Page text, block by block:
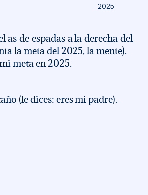
2025
as de espadas a la derecha del
la meta del 2025, la mente).
meta en 2025.
(le dices: eres mi padre).